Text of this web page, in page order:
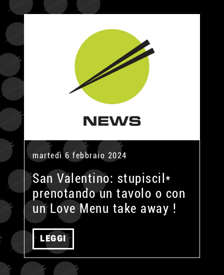
martedì 6 febbraio 2024
San Valentino: stupiscil*
prenotando un tavolo o con
un Love Menu take away !
LEGGI